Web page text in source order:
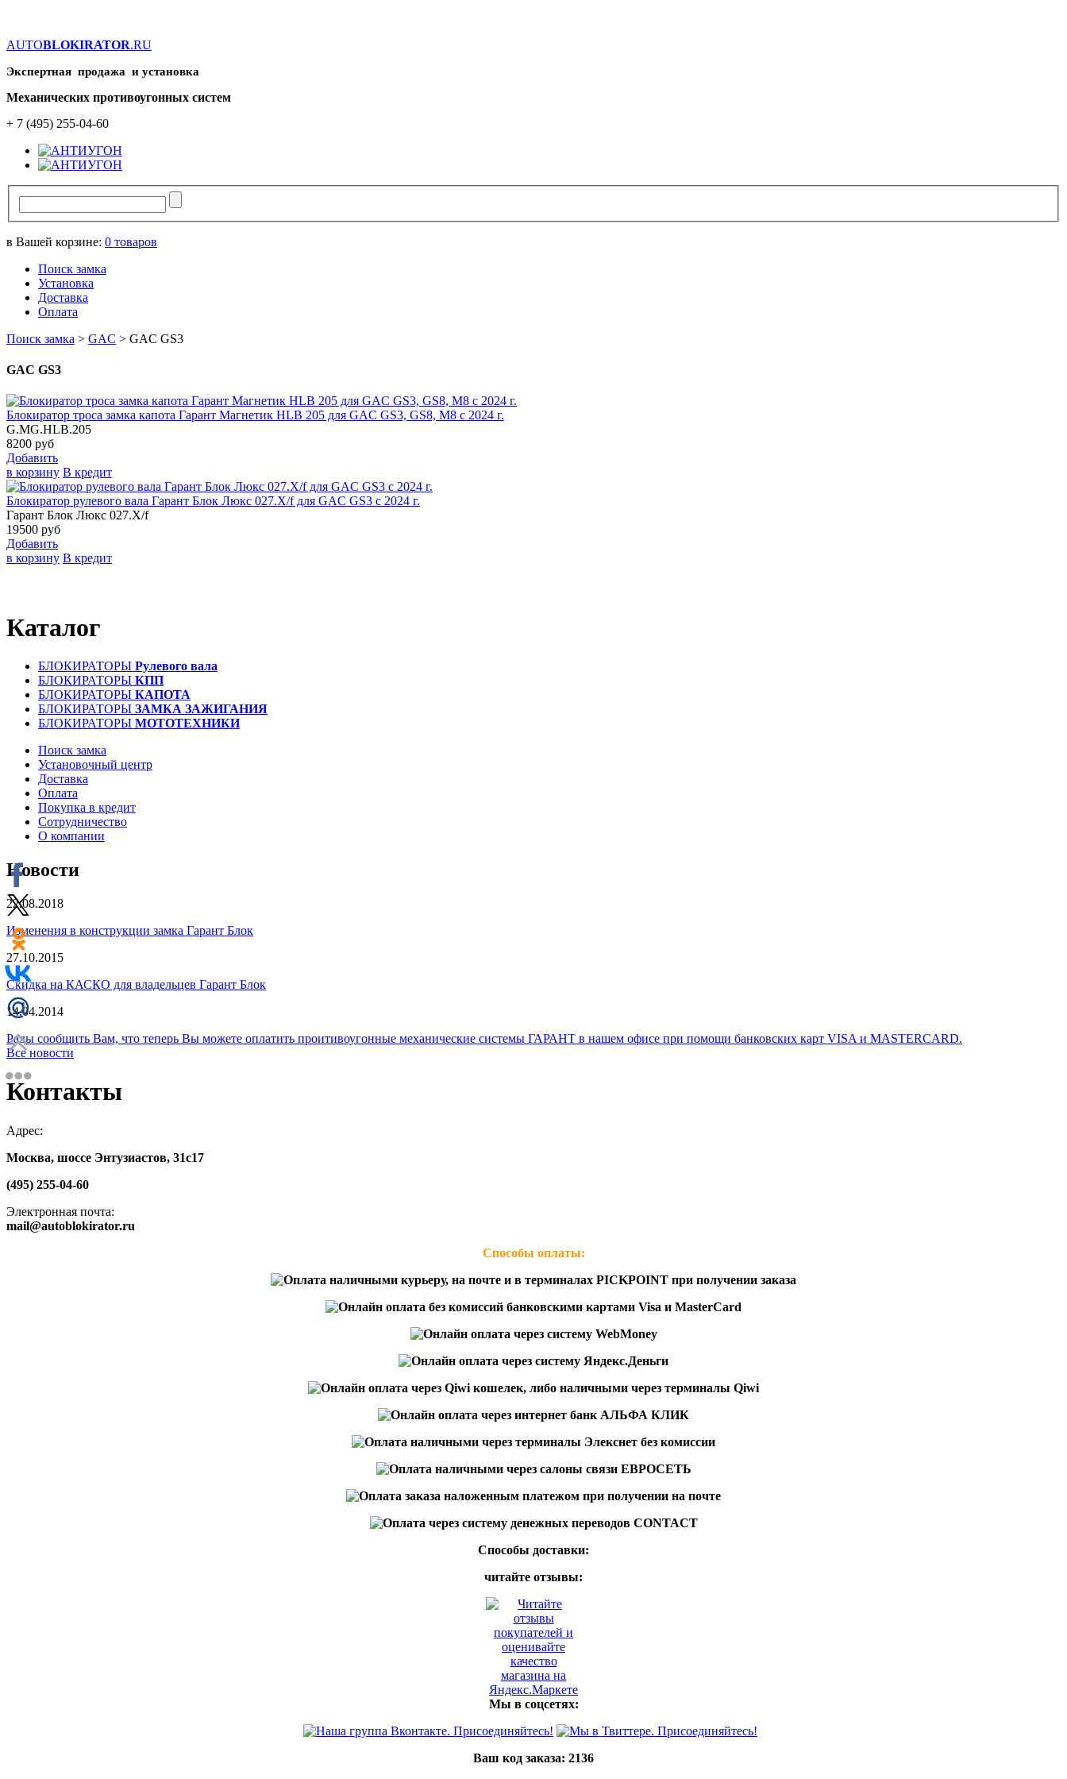
AUTOBLOKIRATOR.RU
Экспертная продажа и установка
Механических противоугонных систем
+ 7 (495) 255-04-60
в Вашей корзине: 0 товаров
Поиск замка
Установка
Доставка
Оплата
Поиск замка > GAC > GAC GS3
GAC GS3
Блокиратор троса замка капота Гарант Магнетик HLB 205 для GAC GS3, GS8, M8 c 2024 г.
G.MG.HLB.205
8200 руб
Добавить
в корзину В кредит
Блокиратор рулевого вала Гарант Блок Люкс 027.X/f для GAC GS3 c 2024 г.
Гарант Блок Люкс 027.X/f
19500 руб
Добавить
в корзину В кредит
Каталог
БЛОКИРАТОРЫ Рулевого вала
БЛОКИРАТОРЫ КПП
БЛОКИРАТОРЫ КАПОТА
БЛОКИРАТОРЫ ЗАМКА ЗАЖИГАНИЯ
БЛОКИРАТОРЫ МОТОТЕХНИКИ
Поиск замка
Установочный центр
Доставка
Оплата
Покупка в кредит
Сотрудничество
О компании
Новости
22.08.2018
Изменения в конструкции замка Гарант Блок
27.10.2015
Скидка на КАСКО для владельцев Гарант Блок
14.04.2014
Рады сообщить Вам, что теперь Вы можете оплатить проитивоугонные механические системы ГАРАНТ в нашем офисе при помощи банковских карт VISA и MASTERCARD.
Все новости
Контакты
Адрес:
Москва, шоссе Энтузиастов, 31с17
(495) 255-04-60
Электронная почта:
mail@autoblokirator.ru
Способы оплаты:
Способы доставки:
читайте отзывы:
Мы в соцсетях:
Ваш код заказа: 2136